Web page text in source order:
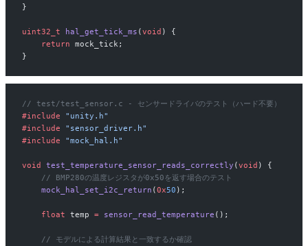
}
uint32_t hal_get_tick_ms ( void ) {
    return
mock_tick;
}
// test/test_sensor.c - センサードライバのテスト（ハード不要）
#include "unity.h"
#include "sensor_driver.h"
#include "mock_hal.h"
void test_temperature_sensor_reads_correctly (void ) {
    // BMP280の温度レジスタが0x50を返す場合のテスト
    mock_hal_set_i2c_return
(0x50 );
    float
temp = sensor_read_temperature ();
    // モデルによる計算結果と一致するか確認